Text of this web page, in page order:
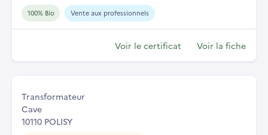
100% Bio Vente aux professionnels
Voir le certificat Voir la fiche
Transformateur
Cave
10110 POLISY